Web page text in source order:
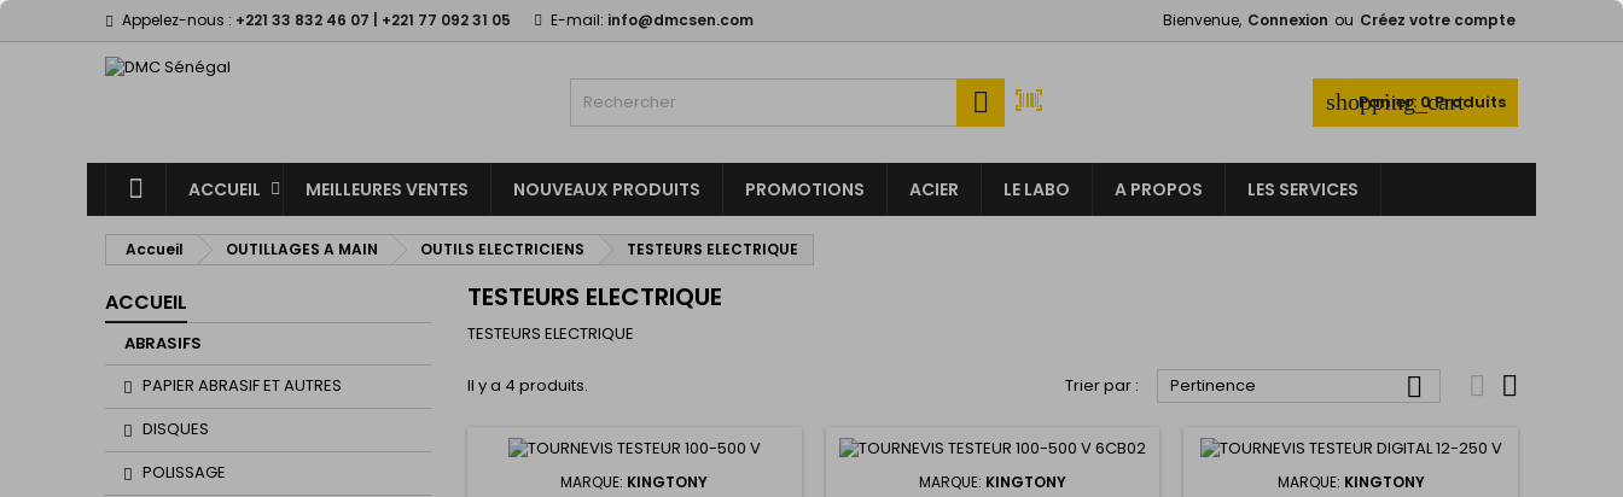
Appelez-nous : +221 33 832 46 07 | +221 77 092 31 05 E-mail: info@dmcsen.com Bienvenue, Connexion ou Créez votre compte
shopping_cart
Panier: 0Produits

ACCUEIL MEILLEURES VENTES NOUVEAUX PRODUITS PROMOTIONS ACIER LE LABO A PROPOS LES SERVICES
Accueil OUTILLAGES A MAIN OUTILS ELECTRICIENS TESTEURS ELECTRIQUE
ACCUEIL
ABRASIFS
PAPIER ABRASIF ET AUTRES
DISQUES
POLISSAGE
TESTEURS ELECTRIQUE
TESTEURS ELECTRIQUE
Il y a 4 produits. Trier par : Pertinence   
MARQUE: KINGTONY MARQUE: KINGTONY MARQUE: KINGTONY
My wishlists
add_circle_outline
Create new list
((modalTitle))
((confirmMessage))
((title))
((cancelText))
Connexion
Vous devez être connecté pour ajouter des produits à votre liste
((cancelText))